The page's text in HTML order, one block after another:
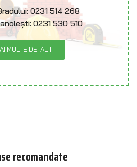
0231 514 268
0231 530 510
MULTE DETALII
recomandate